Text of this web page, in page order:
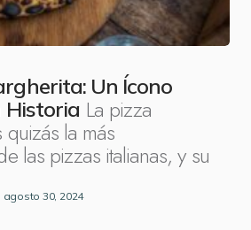
Un Ícono
Historia La pizza
la más
las pizzas italianas, y su
agosto 30, 2024